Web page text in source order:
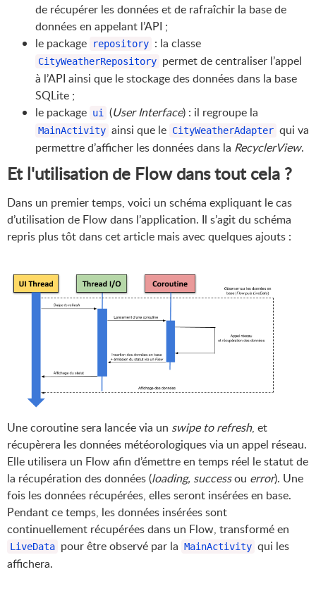
de récupérer les données et de rafraîchir la base de
données en appelant l’API ;
le package
repository : la classe
CityWeatherRepository permet de centraliser l’appel
à l’API ainsi que le stockage des données dans la base
SQLite ;
le package ui (User Interface) : il regroupe la
MainActivity ainsi que le CityWeatherAdapter qui va
permettre d’afficher les données dans la RecyclerView.
Et l'utilisation de Flow dans tout cela ?
Dans un premier temps, voici un schéma expliquant le cas
d’utilisation de Flow dans l’application. Il s’agit du schéma
repris plus tôt dans cet article mais avec quelques ajouts :
Une coroutine sera lancée via un swipe to refresh, et
récupèrera les données météorologiques via un appel réseau.
Elle utilisera un Flow afin d’émettre en temps réel le statut de
la récupération des données (loading, successou error). Une
fois les données récupérées, elles seront insérées en base.
Pendant ce temps, les données insérées sont
continuellement récupérées dans un Flow, transformé en
LiveData pour être observé par la MainActivity qui les
affichera.